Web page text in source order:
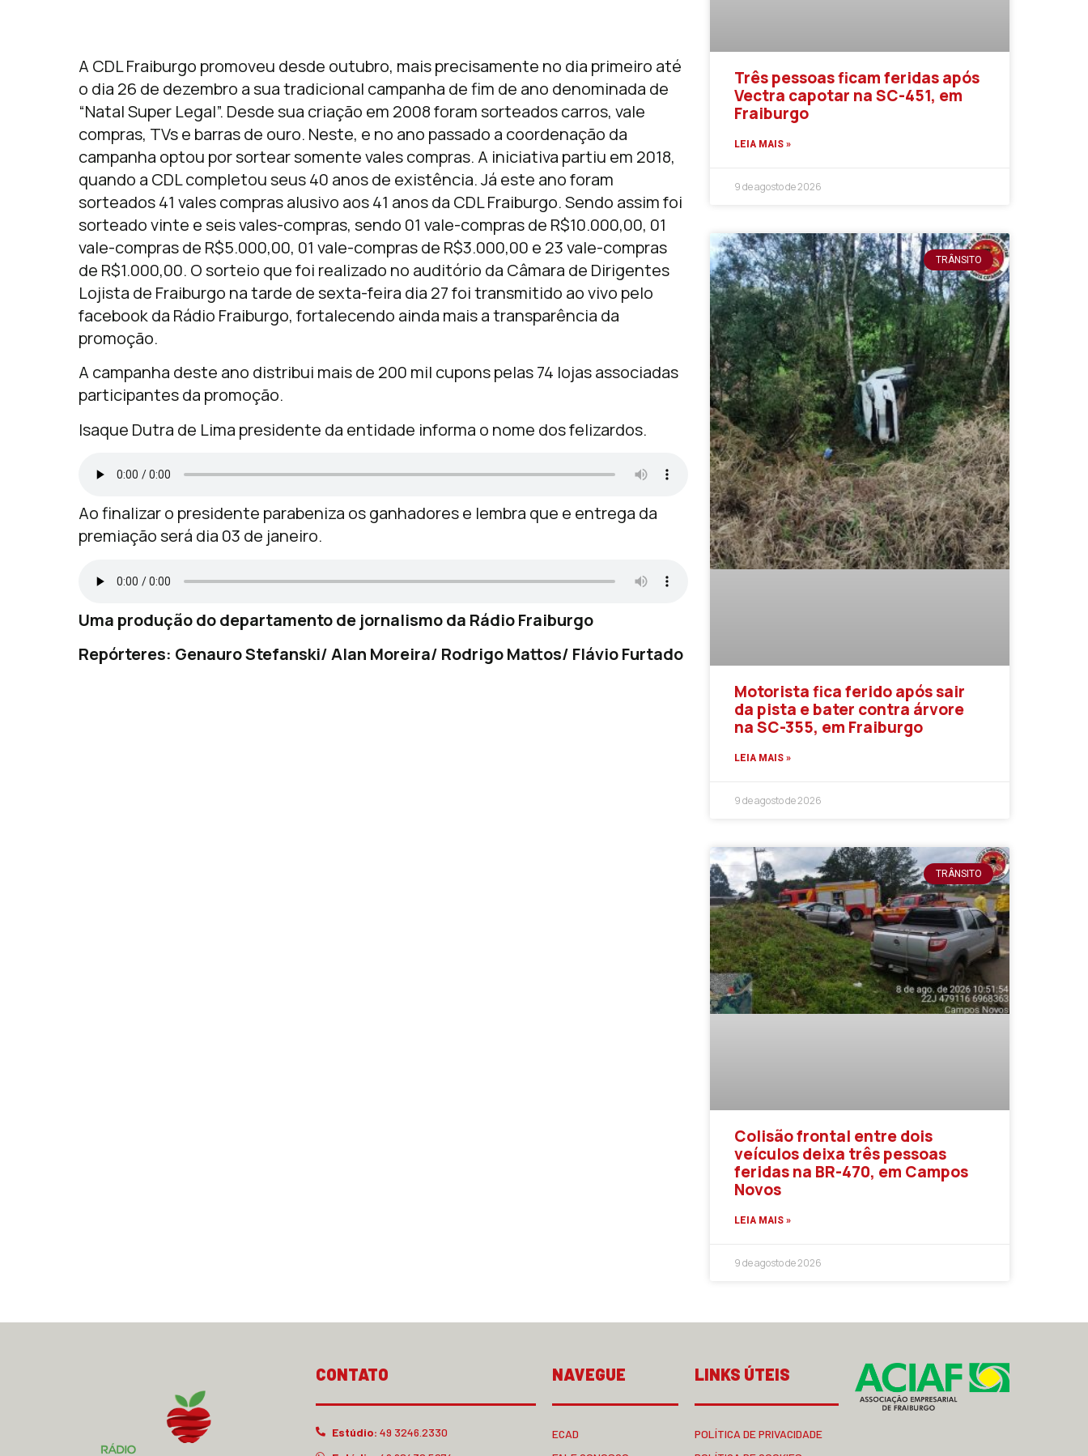
A CDL Fraiburgo promoveu desde outubro, mais precisamente no dia primeiro até
o dia 26 de dezembro a sua tradicional campanha de fim de ano denominada de
“Natal Super Legal”. Desde sua criação em 2008 foram sorteados carros, vale
compras, TVs e barras de ouro. Neste, e no ano passado a coordenação da
campanha optou por sortear somente vales compras. A iniciativa partiu em 2018,
quando a CDL completou seus 40 anos de existência. Já este ano foram
sorteados 41 vales compras alusivo aos 41 anos da CDL Fraiburgo. Sendo assim foi
sorteado vinte e seis vales-compras, sendo 01 vale-compras de R$10.000,00, 01
vale-compras de R$5.000,00, 01 vale-compras de R$3.000,00 e 23 vale-compras
de R$1.000,00. O sorteio que foi realizado no auditório da Câmara de Dirigentes
Lojista de Fraiburgo na tarde de sexta-feira dia 27 foi transmitido ao vivo pelo
facebook da Rádio Fraiburgo, fortalecendo ainda mais a transparência da
promoção.
A campanha deste ano distribui mais de 200 mil cupons pelas 74 lojas associadas
participantes da promoção.
Isaque Dutra de Lima presidente da entidade informa o nome dos felizardos.
Ao finalizar o presidente parabeniza os ganhadores e lembra que e entrega da
premiação será dia 03 de janeiro.
Uma produção do departamento de jornalismo da Rádio Fraiburgo
Repórteres: Genauro Stefanski/ Alan Moreira/ Rodrigo Mattos/ Flávio Furtado
Três pessoas ficam feridas após
Vectra capotar na SC-451, em
Fraiburgo
LEIA MAIS »
9 de agosto de 2026
TRÂNSITO
Motorista fica ferido após sair
da pista e bater contra árvore
na SC-355, em Fraiburgo
LEIA MAIS »
9 de agosto de 2026
TRÂNSITO
Colisão frontal entre dois
veículos deixa três pessoas
feridas na BR-470, em Campos
Novos
LEIA MAIS »
9 de agosto de 2026
CONTATO
Estúdio: 49 3246.2330
NAVEGUE
ECAD
LINKS ÚTEIS
POLÍTICA DE PRIVACIDADE